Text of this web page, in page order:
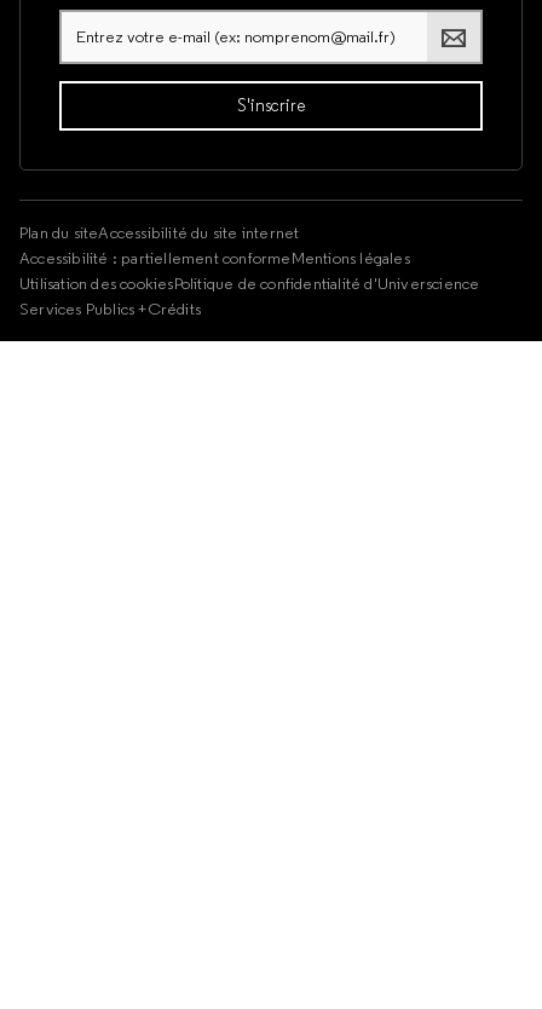
Plan du siteAccessibilité du site internet
Accessibilité : partiellement conformeMentions légales
Utilisation des cookiesPolitique de confidentialité d'Universcience
Services Publics +Crédits